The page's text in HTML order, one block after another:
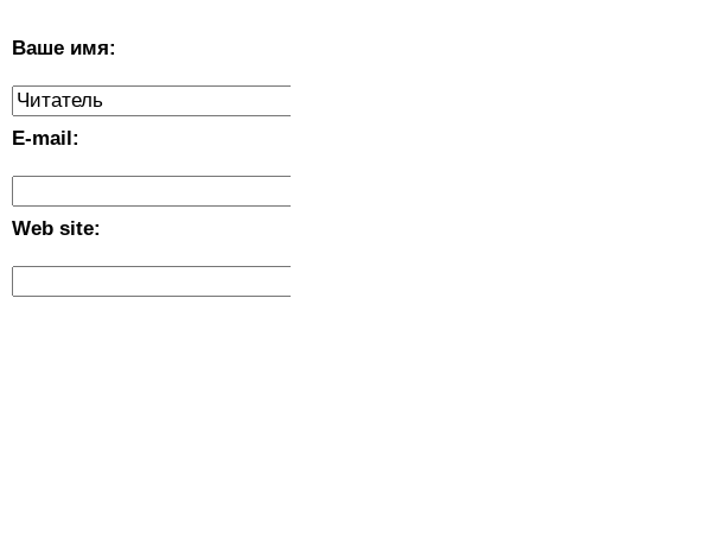
Ваше имя:
E-mail:
Web site: